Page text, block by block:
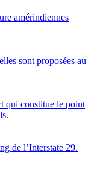
amérindiennes
sont proposées au
qui constitue le point
de l’Interstate 29.